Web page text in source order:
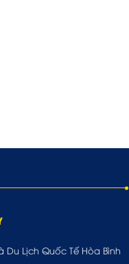
Du Lịch Quốc Tế Hòa Bình